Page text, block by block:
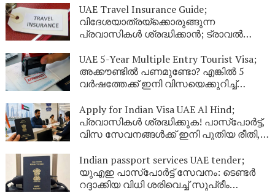
സർവീസുകൾ
UAE Travel Insurance Guide;
വിദേശയാത്രയ്ക്കൊരുങ്ങുന്ന
പ്രവാസികൾ ശ്രദ്ധിക്കാൻ; ട്രാവൽ
കാര്യങ്ങൾ ഉറപ്പുവരുത്തുക
UAE 5-Year Multiple Entry Tourist Visa;
അക്കൗണ്ടിൽ പണമുണ്ടോ? എങ്കിൽ 5
വർഷത്തേക്ക് ഇനി വിസയെക്കുറിച്ച്
കിടിലൻ ഓഫർ പ്രവാസികൾ അറിയാതെ
പോകരുത്
Apply for Indian Visa UAE Al Hind;
പ്രവാസികൾ ശ്രദ്ധിക്കുക! പാസ്‌പോർട്ട്,
വിസ സേവനങ്ങൾക്ക് ഇനി പുതിയ രീതി,
Indian passport services UAE tender;
യുഎഇ പാസ്‌പോർട്ട് സേവനം: ടെണ്ടർ
റദ്ദാക്കിയ വിധി ശരിവെച്ച് സുപ്രീം